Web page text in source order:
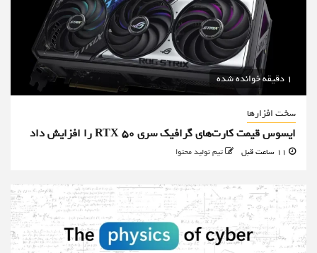
1 دقیقه خوانده شده
سخت افزارها
ایسوس قیمت کارت‌های گرافیک سری RTX 50 را افزایش داد
تیم تولید محتوا